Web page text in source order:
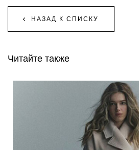
НАЗАД К СПИСКУ
Читайте также